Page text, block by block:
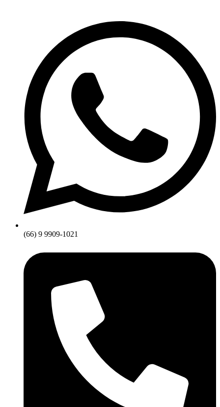
(66) 9 9909-1021